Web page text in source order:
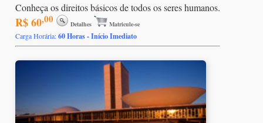
Conheça os direitos básicos de todos os seres humanos.
R$ 60,00 Detalhes Matricule-se
Carga Horária:60 Horas - Início Imediato